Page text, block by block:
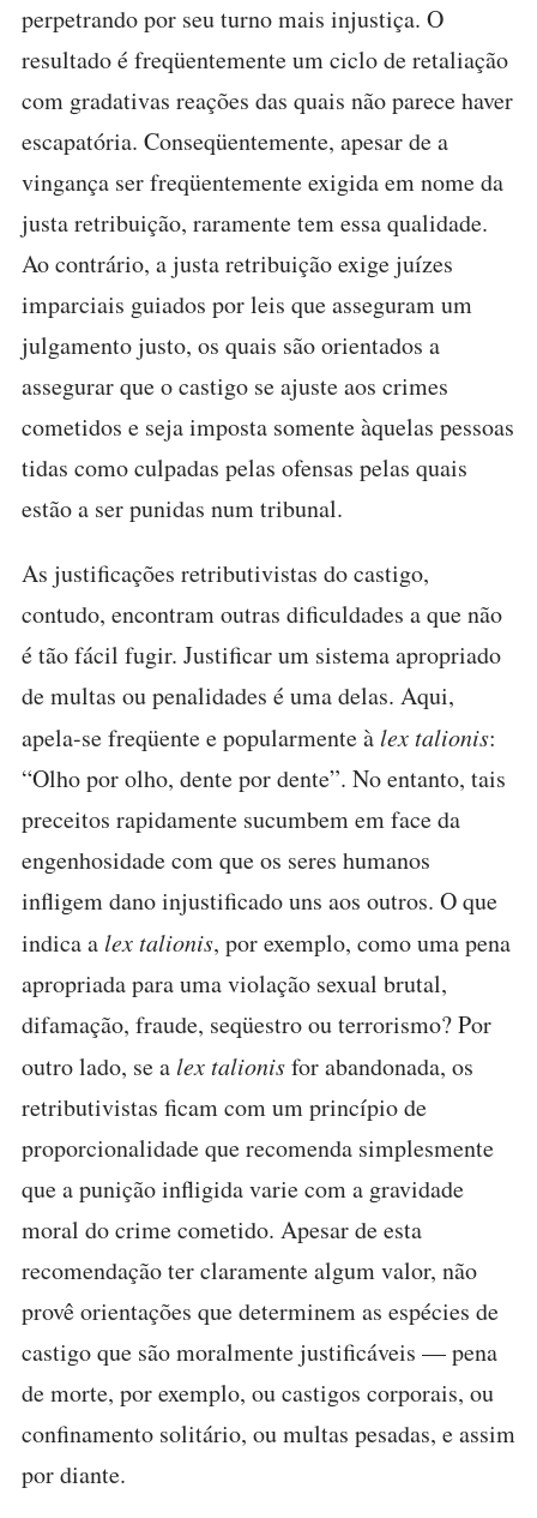
perpetrando por seu turno mais injustiça. O
resultado é freqüentemente um ciclo de retaliação
com gradativas reações das quais não parece haver
escapatória. Conseqüentemente, apesar de a
vingança ser freqüentemente exigida em nome da
justa retribuição, raramente tem essa qualidade.
Ao contrário, a justa retribuição exige juízes
imparciais guiados por leis que asseguram um
julgamento justo, os quais são orientados a
assegurar que o castigo se ajuste aos crimes
cometidos e seja imposta somente àquelas pessoas
tidas como culpadas pelas ofensas pelas quais
estão a ser punidas num tribunal.
As justificações retributivistas do castigo,
contudo, encontram outras dificuldades a que não
é tão fácil fugir. Justificar um sistema apropriado
de multas ou penalidades é uma delas. Aqui,
apela-se freqüente e popularmente àlex talionis:
“Olho por olho, dente por dente”. No entanto, tais
preceitos rapidamente sucumbem em face da
engenhosidade com que os seres humanos
infligem dano injustificado uns aos outros. O que
indica alex talionis, por exemplo, como uma pena
apropriada para uma violação sexual brutal,
difamação, fraude, seqüestro ou terrorismo? Por
outro lado, se alex talionisfor abandonada, os
retributivistas ficam com um princípio de
proporcionalidade que recomenda simplesmente
que a punição infligida varie com a gravidade
moral do crime cometido. Apesar de esta
recomendação ter claramente algum valor, não
provê orientações que determinem as espécies de
castigo que são moralmente justificáveis — pena
de morte, por exemplo, ou castigos corporais, ou
confinamento solitário, ou multas pesadas, e assim
por diante.